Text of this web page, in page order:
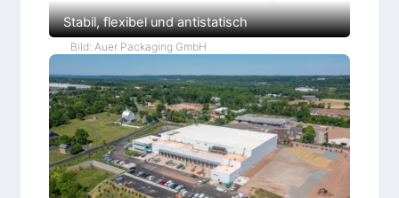
Stabil, flexibel und antistatisch
Bild: Auer Packaging GmbH